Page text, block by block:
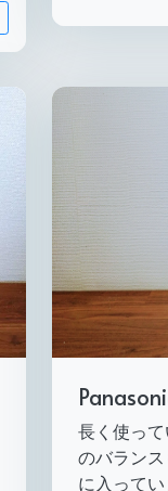
長く使っ
のバラン
に入ってい